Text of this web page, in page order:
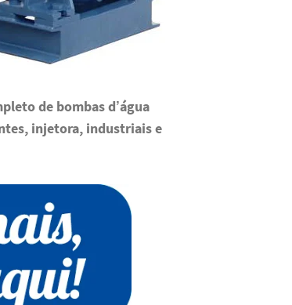
de bombas d’água
injetora, industriais e